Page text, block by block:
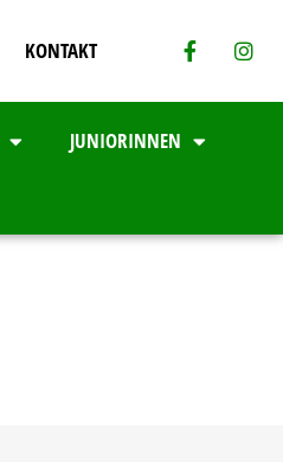
KONTAKT
JUNIORINNEN